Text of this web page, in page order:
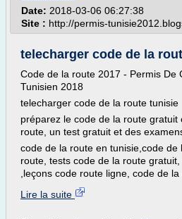
Date: 2018-03-06 06:27:38
Site : http://permis-
telecharger code de la
Code de la route 2017 - Permis De
Tunisien 2018
telecharger code de la route tunisie
préparez le code de la route
route, un test gratuit et des
code de la route en tunisie,code
route, tests code de la route
,leçons code route ligne, code de la
Lire la suite